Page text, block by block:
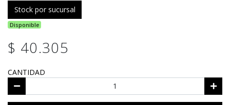
Stock por sucursal
Disponible
$ 40.305
CANTIDAD